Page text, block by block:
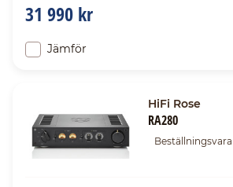
31 990 kr
Jämför
HiFi Rose
RA280
Beställningsvara